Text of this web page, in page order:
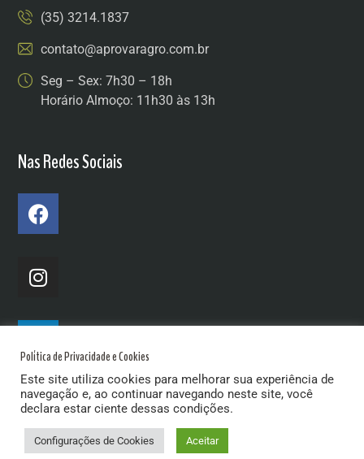
(35) 3214.1837
contato@aprovaragro.com.br
Seg – Sex: 7h30 – 18h
Horário Almoço: 11h30 às 13h
Nas Redes Sociais
Política de Privacidade e Cookies
Este site utiliza cookies para melhorar sua experiência de
navegação e, ao continuar navegando neste site, você
declara estar ciente dessas condições.
Configurações de Cookies Aceitar